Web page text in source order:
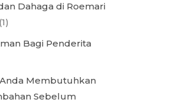
Dahaga di Roemari
(1)
Bagi Penderita
Membutuhkan
Sebelum